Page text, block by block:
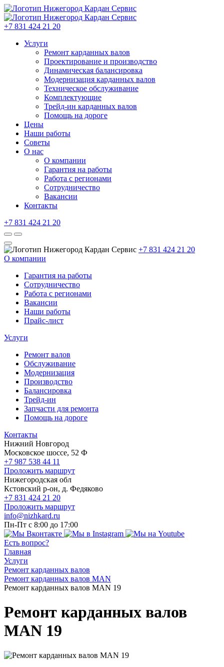
+7 831 424 21 20
Услуги
Ремонт карданных валов
Проектирование и производство
Динамическая балансировка
Модернизация карданных валов
Техническое обслуживание
Комплектующие
Трейд-ин карданных валов
Помощь на дороге
Цены
Наши работы
Советы
О нас
О компании
Гарантия на работы
Работа с регионами
Сотрудничество
Вакансии
Контакты
+7 831 424 21 20
+7 831 424 21 20
О компании
Гарантия на работы
Сотрудничество
Работа с регионами
Вакансии
Наши работы
Прайс-лист
Услуги
Ремонт валов
Обслуживание
Модернизация
Производство
Балансировка
Трейд-ин
Запчасти для ремонта
Помощь на дороге
Контакты
Нижний Новгород
Московское шоссе, 52 Ф
+7 987 538 44 11
Проложить маршрут
Нижегородская обл
Кстовский р-он, д. Федяково
+7 831 424 21 20
Проложить маршрут
info@nizhkard.ru
Пн-Пт с 8:00 до 17:00
Есть вопрос?
Главная
Услуги
Ремонт карданных валов
Ремонт карданных валов MAN
Ремонт карданных валов MAN 19
Ремонт карданных валов
MAN 19